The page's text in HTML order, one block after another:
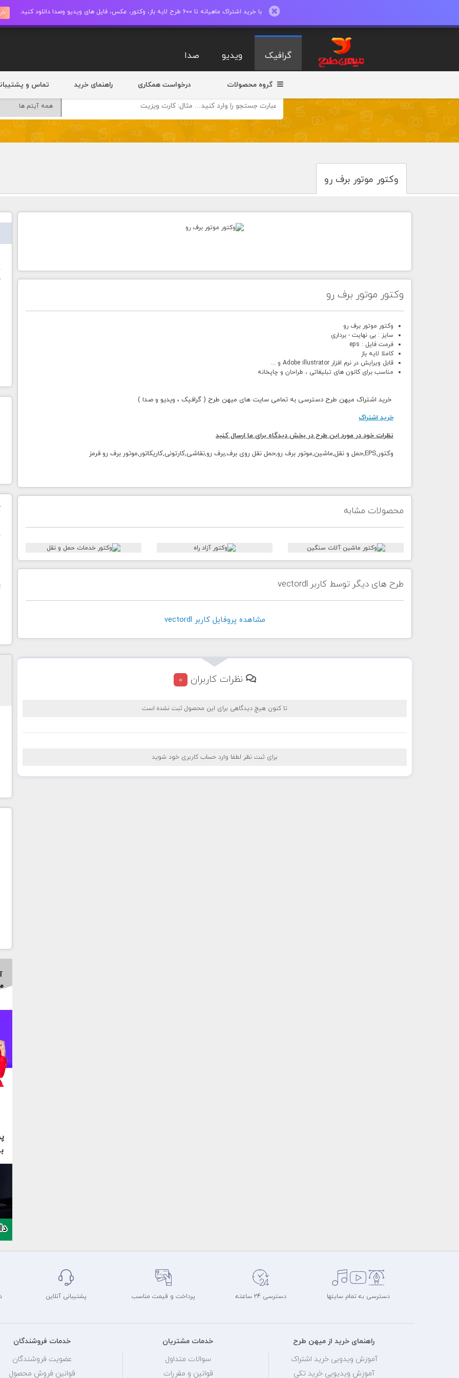
با خرید اشتراک ماهیانه تا 600 طرح لایه باز، وکتور، عکس، فایل های ویدیو وصدا دانلود کنید.
گرافیک ویدیو صدا
گروه محصولات درخواست همکاری راهنمای خرید تماس و
وکتور موتور برف رو
وکتور موتور برف رو
وکتور موتور برف رو
سایز : بی نهایت - برداری
فرمت فایل : eps
کاملا لایه باز
قابل ویرایش در نرم افزار Adobe illustrator و ...
مناسب برای کانون های تبلیغاتی ، طراحان و چاپخانه
خرید اشتراک میهن طرح دسترسی به تمامی سایت های میهن طرح ( گرافیک ، ویدیو و صدا )
خرید اشتراک
نظرات خود در مورد این طرح در بخش دیدگاه برای ما ارسال کنید
وکتور,EPS,حمل و نقل,ماشین,موتور برف رو,حمل نقل روی برف,برف رو,نقاشی,کارتونی,کاریکاتور,موتور برف رو قرمز
محصولات مشابه
طرح های دیگر توسط کاربر vectordl
مشاهده پروفايل کاربر vectordl
نظرات کاربران 0
تا کنون هیچ دیدگاهی برای این محصول ثبت نشده است
برای ثبت نظر لطفا وارد حساب کاربری خود شوید
دسترسی به تمام سایتها دسترسی 24 ساعته پرداخت و قیمت مناسب پشتیبانی آنلاین
راهنمای خرید از میهن طرح
آموزش ویدویی خرید اشتراک
آموزش ویدیویی خرید تکی
خدمات مشتریان
سوالات متداول
قوانین و مقررات
خدمات فروشندگان
عضویت فروشندگان
قوانین فروش محصول